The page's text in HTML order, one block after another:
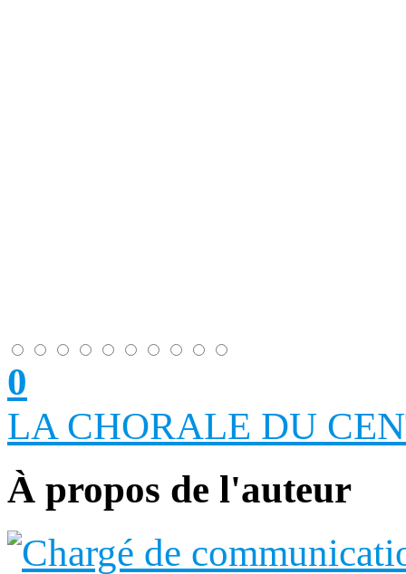
0
LA CHORALE DU
À propos de l'auteur